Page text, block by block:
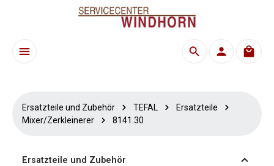
Zum Hauptinhalt springen
Ersatzteile und Zubehör TEFAL
Ersatzteile
Mixer/Zerkleinerer
8141.30
Ersatzteile und Zubehör